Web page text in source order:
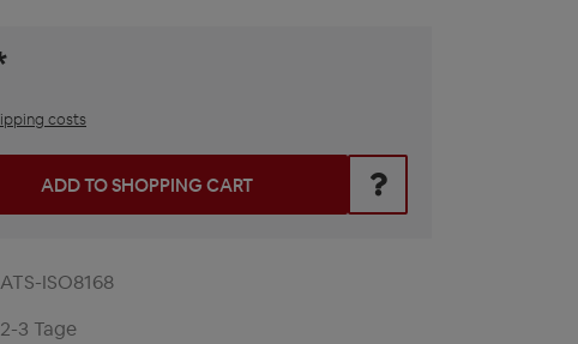
costs
the desired amount or use the buttons to increase or decrease
ADD TO SHOPPING CART
ATS-ISO8168
2-3 Tage